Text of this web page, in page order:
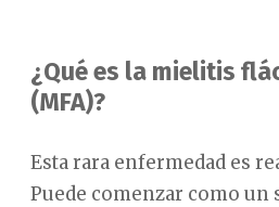
¿Qué es la mielitis
(MFA)?
Esta rara enfermedad es
Puede comenzar como